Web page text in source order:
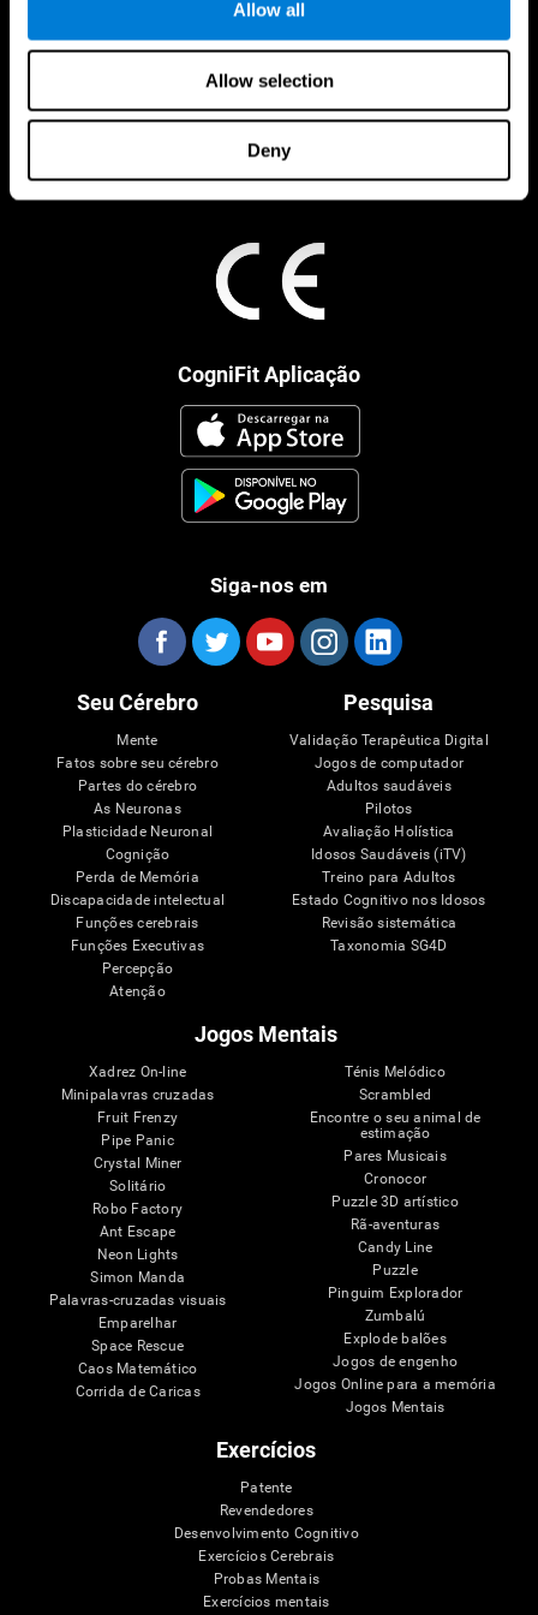
Allow all
Allow selection
Deny
CogniFit Aplicação
Siga-nos em
Seu Cérebro
Mente
Fatos sobre seu cérebro
Partes do cérebro
As Neuronas
Plasticidade Neuronal
Cognição
Perda de Memória
Discapacidade intelectual
Funções cerebrais
Funções Executivas
Percepção
Atenção
Pesquisa
Validação Terapêutica Digital
Jogos de computador
Adultos saudáveis
Pilotos
Avaliação Holística
Idosos Saudáveis (iTV)
Treino para Adultos
Estado Cognitivo nos Idosos
Revisão sistemática
Taxonomia SG4D
Jogos Mentais
Xadrez On-line
Minipalavras cruzadas
Fruit Frenzy
Pipe Panic
Crystal Miner
Solitário
Robo Factory
Ant Escape
Neon Lights
Simon Manda
Palavras-cruzadas visuais
Emparelhar
Space Rescue
Caos Matemático
Corrida de Caricas
Ténis Melódico
Scrambled
Encontre o seu animal de
estimação
Pares Musicais
Cronocor
Puzzle 3D artístico
Rã-aventuras
Candy Line
Puzzle
Pinguim Explorador
Zumbalú
Explode balões
Jogos de engenho
Jogos Online para a memória
Jogos Mentais
Exercícios
Patente
Revendedores
Desenvolvimento Cognitivo
Exercícios Cerebrais
Probas Mentais
Exercícios mentais